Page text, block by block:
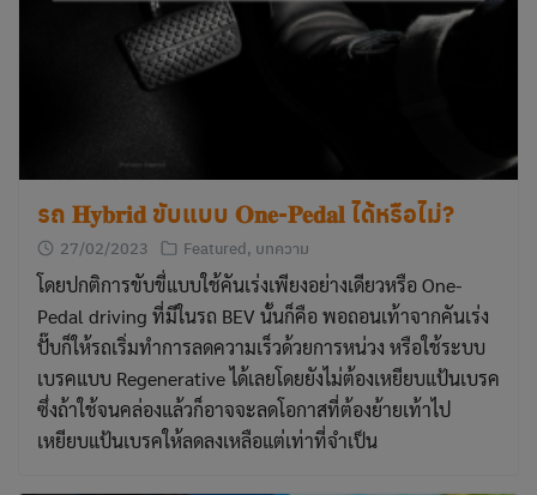
รถ 𝐇𝐲𝐛𝐫𝐢𝐝 ขับแบบ 𝐎𝐧𝐞-𝐏𝐞𝐝𝐚𝐥 ได้หรือไม่?
27/02/2023 Featured, บทความ
โดยปกติการขับขี่แบบใช้คันเร่งเพียงอย่างเดียวหรือ One-
Pedal driving ที่มีในรถ BEV นั้นก็คือ พอถอนเท้าจากคันเร่ง
ปั๊บก็ให้รถเริ่มทำการลดความเร็วด้วยการหน่วง หรือใช้ระบบ
เบรคแบบ Regenerative ได้เลยโดยยังไม่ต้องเหยียบแป้นเบรค
ซึ่งถ้าใช้จนคล่องแล้วก็อาจจะลดโอกาสที่ต้องย้ายเท้าไป
เหยียบแป้นเบรคให้ลดลงเหลือแต่เท่าที่จำเป็น